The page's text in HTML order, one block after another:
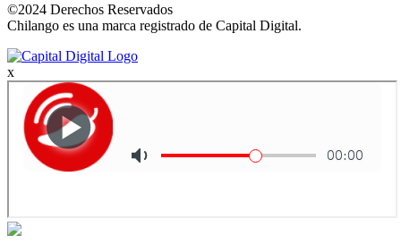
©2024 Derechos Reservados
Chilango es una marca registrado de Capital Digital.
x